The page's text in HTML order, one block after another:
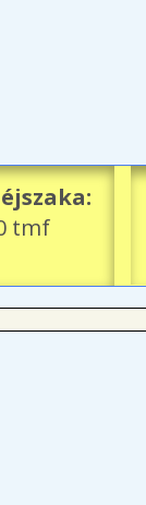
tmf